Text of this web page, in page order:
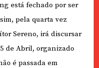
está fechado por ser
pela quarta vez
Sereno, irá discursar
de Abril, organizado
é passada em